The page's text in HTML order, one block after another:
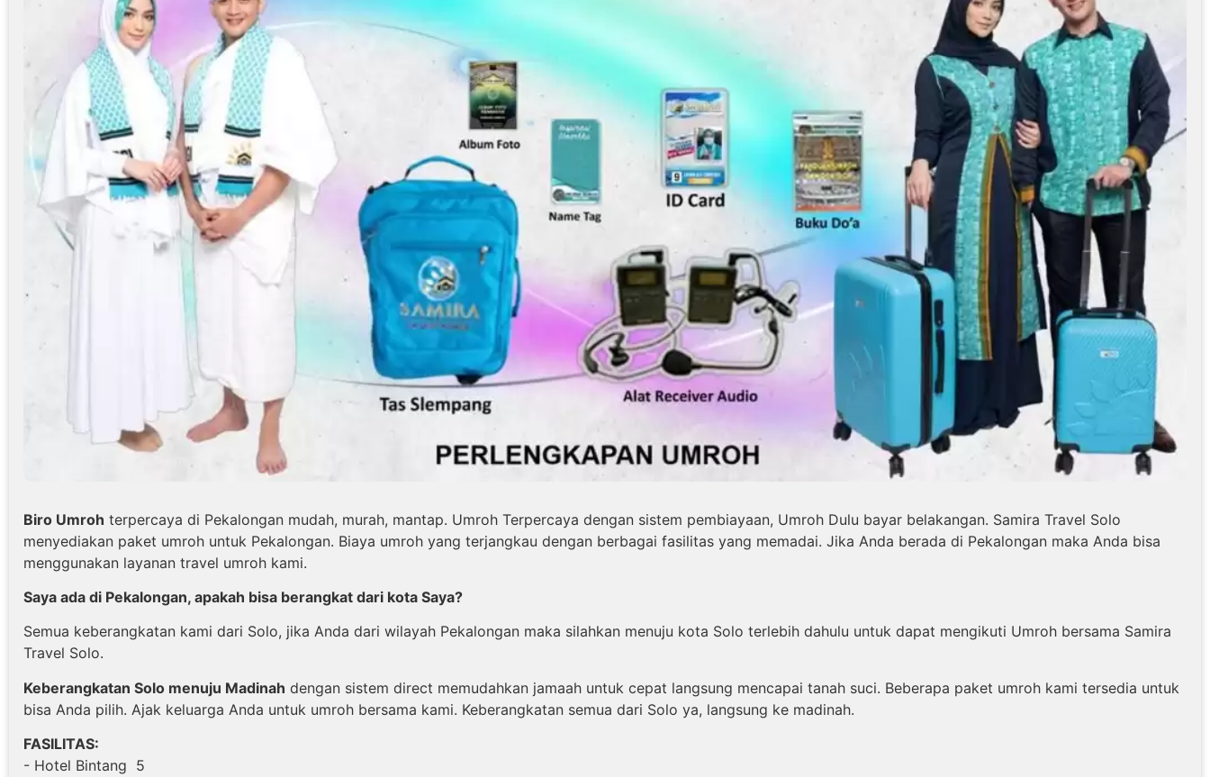
Biro Umroh terpercaya di Pekalongan mudah, murah, mantap. Umroh Terpercaya dengan sistem pembiayaan, Umroh Dulu bayar belakangan. Samira Travel Solo
menyediakan paket umroh untuk Pekalongan. Biaya umroh yang terjangkau dengan berbagai fasilitas yang memadai. Jika Anda berada di Pekalongan maka Anda bisa
menggunakan layanan travel umroh kami.
Saya ada di Pekalongan, apakah bisa berangkat dari kota Saya?
Semua keberangkatan kami dari Solo, jika Anda dari wilayah Pekalongan maka silahkan menuju kota Solo terlebih dahulu untuk dapat mengikuti Umroh bersama Samira
Travel Solo.
Keberangkatan Solo menuju Madinah dengan sistem direct memudahkan jamaah untuk cepat langsung mencapai tanah suci. Beberapa paket umroh kami tersedia untuk
bisa Anda pilih. Ajak keluarga Anda untuk umroh bersama kami. Keberangkatan semua dari Solo ya, langsung ke madinah.
FASILITAS:
- Hotel Bintang 5